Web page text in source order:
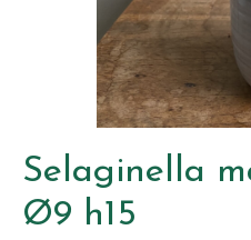
Selaginella
Ø9 h15